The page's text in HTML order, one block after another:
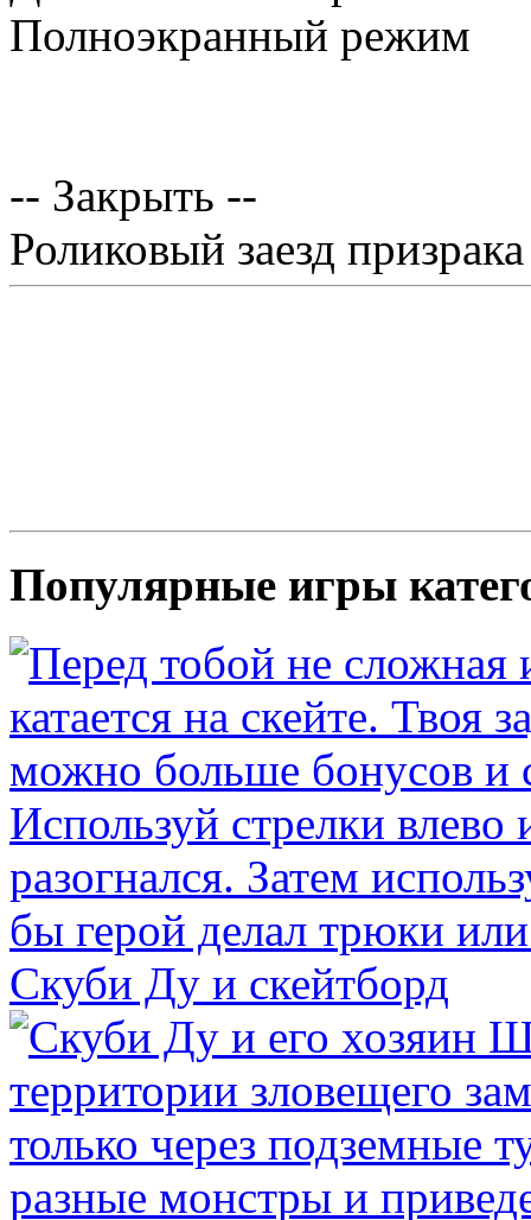
Полноэкранный режим
-- Закрыть --
Роликовый заезд призрака
Популярные игры
Скуби Ду и скейтборд